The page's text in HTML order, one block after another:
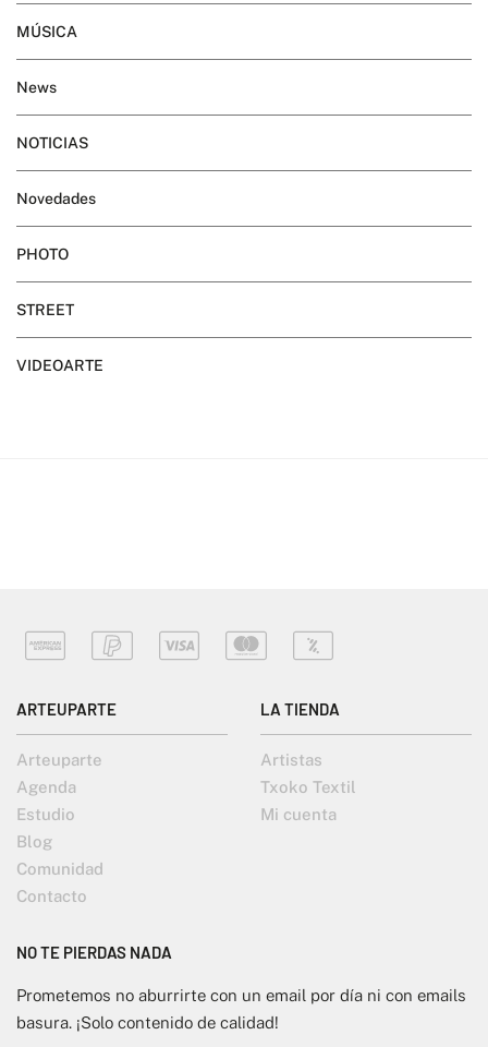
MÚSICA
News
NOTICIAS
Novedades
PHOTO
STREET
VIDEOARTE
ARTEUPARTE
Arteuparte
Agenda
Estudio
Blog
Comunidad
Contacto
LA TIENDA
Artistas
Txoko Textil
Mi cuenta
NO TE PIERDAS NADA
Prometemos no aburrirte con un email por día ni con emails
basura. ¡Solo contenido de calidad!